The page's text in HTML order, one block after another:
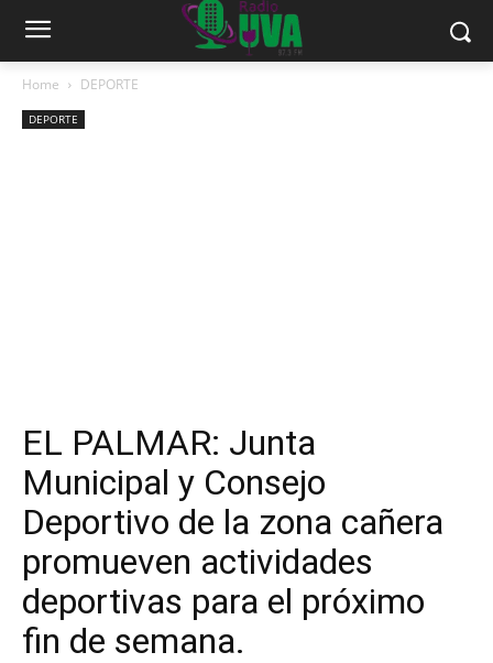
Home DEPORTE
DEPORTE
EL PALMAR: Junta
Municipal y Consejo
Deportivo de la zona cañera
promueven actividades
deportivas para el próximo
fin de semana.